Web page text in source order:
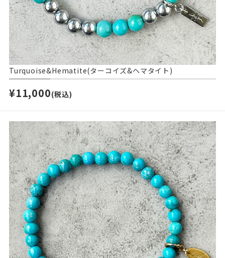
Turquoise&Hematite(ターコイズ&ヘマタイト)
¥11,000(税込)